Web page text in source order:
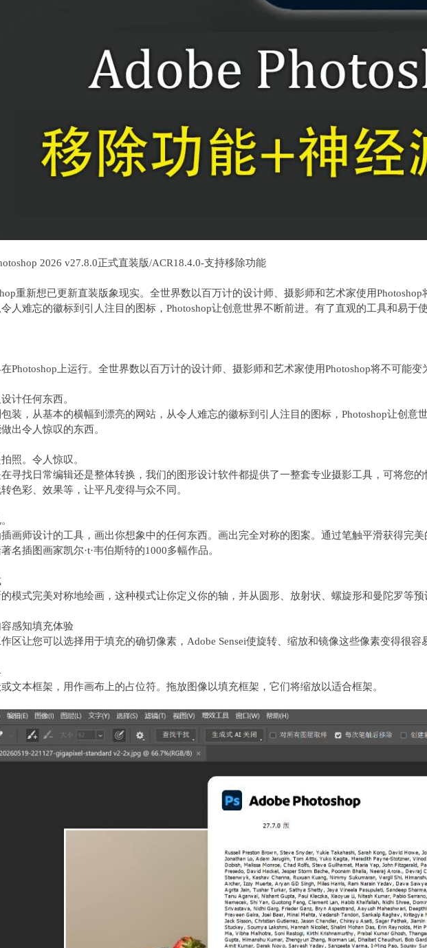
2026 v27.8.0正式直装版/ACR18.4.0-支持移除功能
重新想已更新直装版象现实。全世界数以百万计的设计师、摄影师和艺术家使用
人难忘的徽标到引人注目的图标，Photoshop让创意世界不断前进。有了直观的工具和易
Photoshop上运行。全世界数以百万计的设计师、摄影师和艺术家使用Photoshop将不可能变
计任何东西。
装，从基本的横幅到漂亮的网站，从令人难忘的徽标到引人注目的图标，Photoshop让创
出令人惊叹的东西。
照。令人惊叹。
寻找日常编辑还是整体转换，我们的图形设计软件都提供了一整套专业摄影工具，可将您
色彩、效果等，让平凡变得与众不同。
画师设计的工具，画出你想象中的任何东西。画出完全对称的图案。通过笔触平滑获得完
名插图画家凯尔·t·韦伯斯特的1000多幅作品。
的模式完美对称地绘画，这种模式让你定义你的轴，并从圆形、放射状、螺旋形和曼陀罗等
感知填充体验
区让您可以选择用于填充的确切像素，Adobe Sensei使旋转、缩放和镜像这些像素变得很容
文本框架，用作画布上的占位符。拖放图像以填充框架，它们将缩放以适合框架。